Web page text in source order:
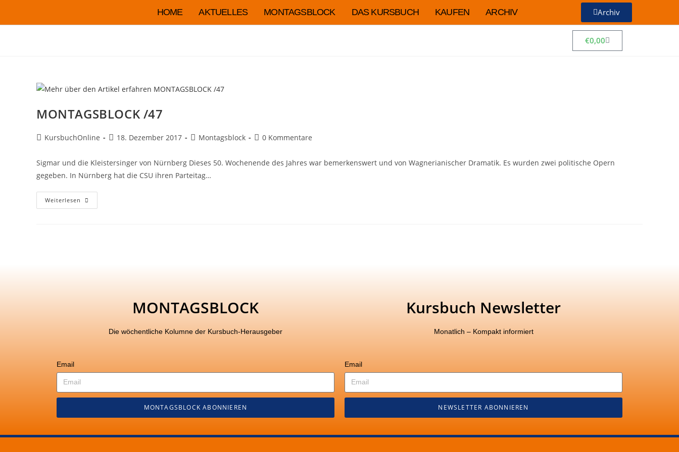
HOME AKTUELLES MONTAGSBLOCK DAS KURSBUCH KAUFEN ARCHIV Archiv
€0,00
MONTAGSBLOCK /47
KursbuchOnline 18. Dezember 2017 Montagsblock 0 Kommentare
Sigmar und die Kleistersinger von Nürnberg Dieses 50. Wochenende des Jahres war bemerkenswert und von Wagnerianischer Dramatik. Es wurden zwei politische Opern
gegeben. In Nürnberg hat die CSU ihren Parteitag…
Weiterlesen
MONTAGSBLOCK
Die wöchentliche Kolumne der Kursbuch-Herausgeber
Email
MONTAGSBLOCK ABONNIEREN
Kursbuch Newsletter
Monatlich – Kompakt informiert
Email
NEWSLETTER ABONNIEREN